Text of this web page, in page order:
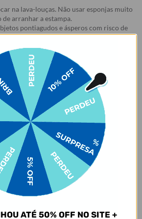
na lava-louças. Não usar esponjas muito
de arranhar a estampa.
pontiagudos e ásperos com risco de
álcool e líquidos à base de cloro.
tampa está fechada e a borracha bem
o produto, para evitar que o líquido
de líquidos gaseificados na garrafa.
(estampados ou
foto ) são feitos especialmente para você,
escolhida no momento da compra.
só começa após a confirmação do
exclusivamente com a estampa
não há customização com nome
conferir com atenção todos os
a compra, como modelo, estampa e
ATÉ 50% OFF NO SITE +